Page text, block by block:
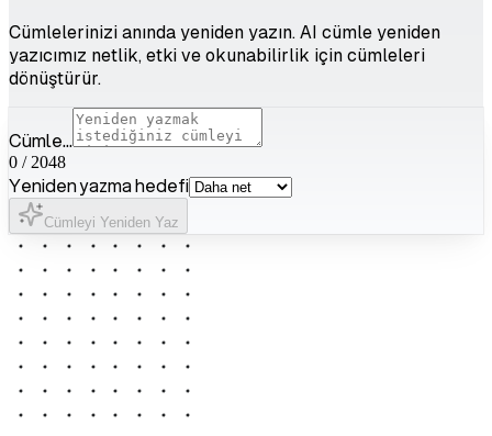
Cümlelerinizi anında yeniden yazın. AI cümle yeniden
yazıcımız netlik, etki ve okunabilirlik için cümleleri
dönüştürür.
Cümle...
0 / 2048
Yeniden yazma hedefi
Cümleyi Yeniden Yaz